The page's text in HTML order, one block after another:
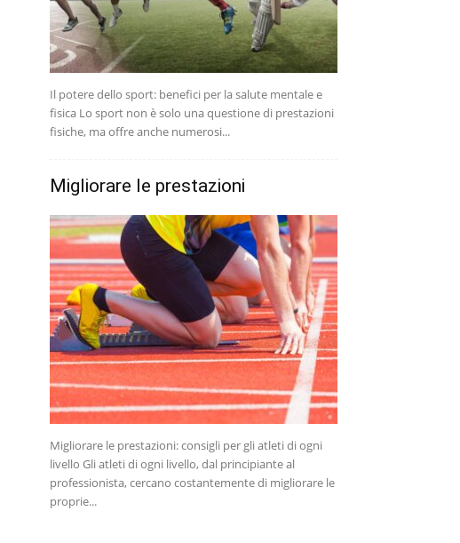
Il potere dello sport: benefici per la salute mentale e
fisica Lo sport non è solo una questione di prestazioni
fisiche, ma offre anche numerosi...
Migliorare le prestazioni
Migliorare le prestazioni: consigli per gli atleti di ogni
livello Gli atleti di ogni livello, dal principiante al
professionista, cercano costantemente di migliorare le
proprie...